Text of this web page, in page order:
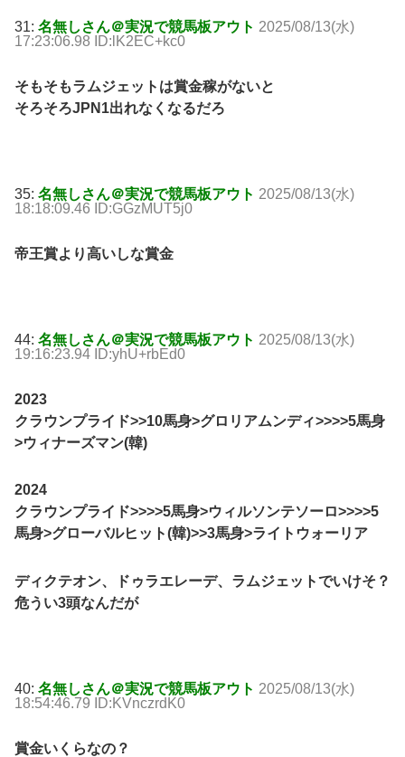
31: 名無しさん＠実況で競馬板アウト 2025/08/13(水)
17:23:06.98 ID:lK2EC+kc0
そもそもラムジェットは賞金稼がないと
そろそろJPN1出れなくなるだろ
35: 名無しさん＠実況で競馬板アウト 2025/08/13(水)
18:18:09.46 ID:GGzMUT5j0
帝王賞より高いしな賞金
44: 名無しさん＠実況で競馬板アウト 2025/08/13(水)
19:16:23.94 ID:yhU+rbEd0
2023
クラウンプライド>>10馬身>グロリアムンディ>>>>5馬身
>ウィナーズマン(韓)
2024
クラウンプライド>>>>5馬身>ウィルソンテソーロ>>>>5
馬身>グローバルヒット(韓)>>3馬身>ライトウォーリア
ディクテオン、ドゥラエレーデ、ラムジェットでいけそ？
危うい3頭なんだが
40: 名無しさん＠実況で競馬板アウト 2025/08/13(水)
18:54:46.79 ID:KVnczrdK0
賞金いくらなの？